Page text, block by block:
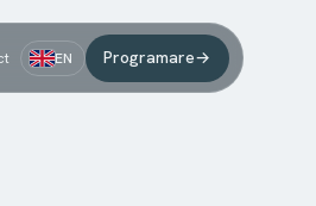
EN Programare→